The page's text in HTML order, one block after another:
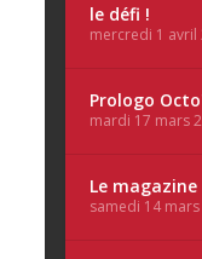
le défi !
mercredi 1 avril
Prologo
mardi 17 mars
Le
samedi 14